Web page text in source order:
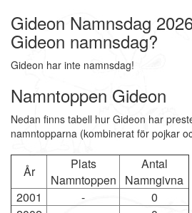
Gideon Namnsdag
Gideon namnsdag?
Gideon har inte namnsdag!
Namntoppen Gideon
Nedan finns tabell hur Gideon har
namntopparna (kombinerat för pojkar
År
Plats
Namntoppen
Antal
Namngivna
2001
-
0